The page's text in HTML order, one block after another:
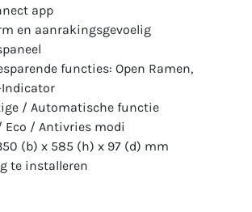
app
en aanrakingsgevoelig
functies: Open Ramen,
/ Automatische functie
Eco / Antivries modi
(b) x 585 (h) x 97 (d) mm
te installeren